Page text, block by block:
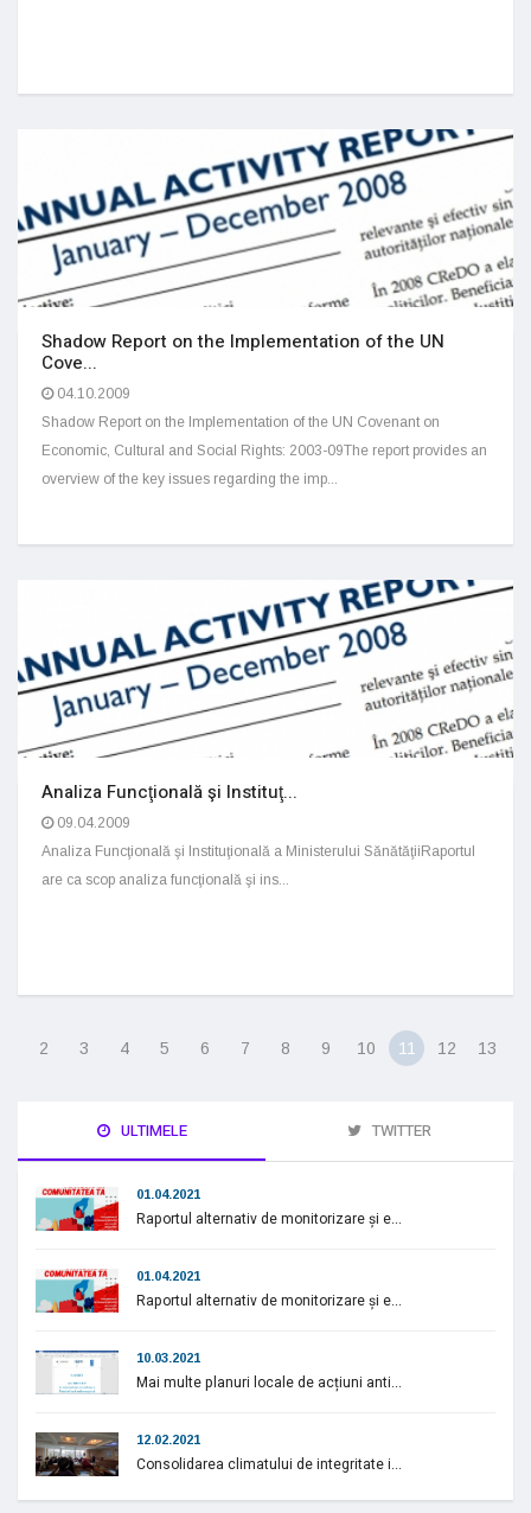
Shadow Report on the Implementation of the UN
Cove...
04.10.2009
Shadow Report on the Implementation of the UN Covenant on
Economic, Cultural and Social Rights: 2003-09The report provides an
overview of the key issues regarding the imp...
Analiza Funcţională şi Instituţ...
09.04.2009
Analiza Funcţională şi Instituţională a Ministerului SănătăţiiRaportul
are ca scop analiza funcţională şi ins...
2 3 4 5 6 7 8 9 10 11 12 13
ULTIMELE TWITTER
01.04.2021
Raportul alternativ de monitorizare și e...
01.04.2021
Raportul alternativ de monitorizare și e...
10.03.2021
Mai multe planuri locale de acțiuni anti...
12.02.2021
Consolidarea climatului de integritate i...